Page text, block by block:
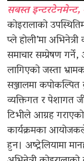
सबस्त इन्टरटेनमेन्ट,
कोइरालाको
प्ले होली’मा
समाचार सम्प्रेषण
लागिएको जस्ता
सञ्जालमा
व्यक्तिगत र पेशागत
टिभीले आग्रह
कार्यक्रमका
हुन। अष्ट्रेलियामा